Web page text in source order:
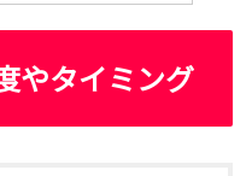
やタイミング